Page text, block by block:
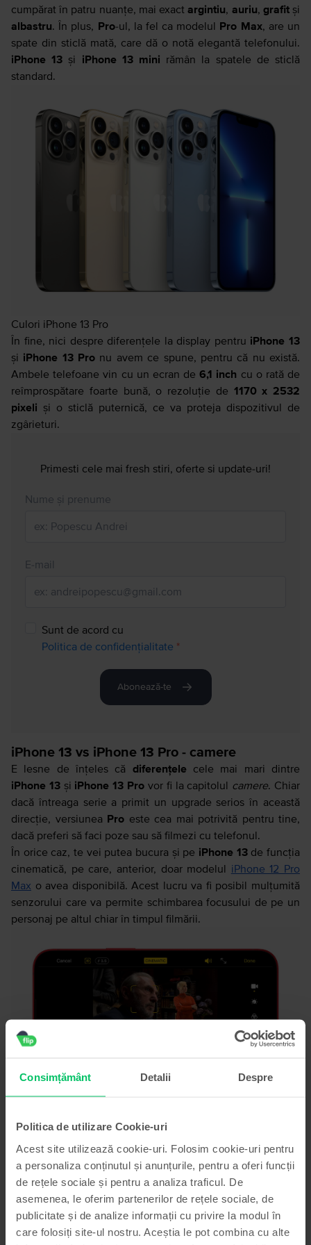
Consimțământ Detalii Despre
Politica de utilizare Cookie-uri
Acest site utilizează cookie-uri. Folosim cookie-uri pentru
a personaliza conținutul și anunțurile, pentru a oferi funcții
de rețele sociale și pentru a analiza traficul. De
asemenea, le oferim partenerilor de rețele sociale, de
publicitate și de analize informații cu privire la modul în
care folosiți site-ul nostru. Aceștia le pot combina cu alte
cumpărat în patru nuanțe, mai exactargintiu, auriu, grafitși
albastru. În plus, Pro-ul, la fel ca modelul Pro Max, are un
spate din sticlă mată, care dă o notă elegantă telefonului.
iPhone 13 și iPhone 13 mini rămân la spatele de sticlă
standard.
Culori iPhone 13 Pro
În fine, nici despre diferențele la display pentru iPhone 13
și iPhone 13 Pro nu avem ce spune, pentru că nu există.
Ambele telefoane vin cu un ecran de6,1 inch cu o rată de
reîmprospătare foarte bună, o rezoluție de 1170 x 2532
pixeli și o sticlă puternică, ce va proteja dispozitivul de
zgârieturi.
Primesti cele mai fresh stiri, oferte si update-uri!
Nume și prenume
E-mail
Sunt de acord cu
Politica de confidențialitate *
Abonează-te
iPhone 13 vs iPhone 13 Pro - camere
E lesne de înțeles că diferențele cele mai mari dintre
iPhone 13și iPhone 13 Pro vor fi la capitolul camere. Chiar
dacă întreaga serie a primit un upgrade serios în această
direcție, versiunea Pro este cea mai potrivită pentru tine,
dacă preferi să faci poze sau să filmezi cu telefonul.
În orice caz, te vei putea bucura și pe iPhone 13de funcția
cinematică, pe care, anterior, doar modelul iPhone 12 Pro
Max o avea disponibilă. Acest lucru va fi posibil mulțumită
senzorului care va permite schimbarea focusului de pe un
personaj pe altul chiar în timpul filmării.
Funcția cinematic iPhone 13
luminozitate a imaginilor, aspect care te va încânta mai ales
atunci când vei capta imagini cu telefonul noaptea sau în
încăperi întunecate. Să nu uităm nici de efectele care vor
crea senzația de adâncime în câmpul vizual, pe care le vei
putea sesiza pe toate modeleleseriei 13de laApple.
Singura diferență la acest capitol dintreiPhone 13șiiPhone
13 Prorămâne la numărul de camere, variantaPro senzorul